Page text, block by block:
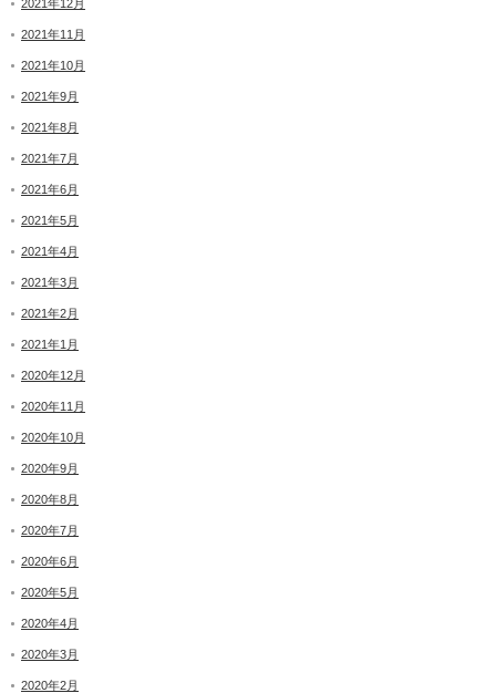
2021年12月
2021年11月
2021年10月
2021年9月
2021年8月
2021年7月
2021年6月
2021年5月
2021年4月
2021年3月
2021年2月
2021年1月
2020年12月
2020年11月
2020年10月
2020年9月
2020年8月
2020年7月
2020年6月
2020年5月
2020年4月
2020年3月
2020年2月